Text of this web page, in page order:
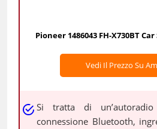
Pioneer 1486043 FH-X730BT
Vedi Il Prezzo Su
Si tratta di
connessione Bluetooth,